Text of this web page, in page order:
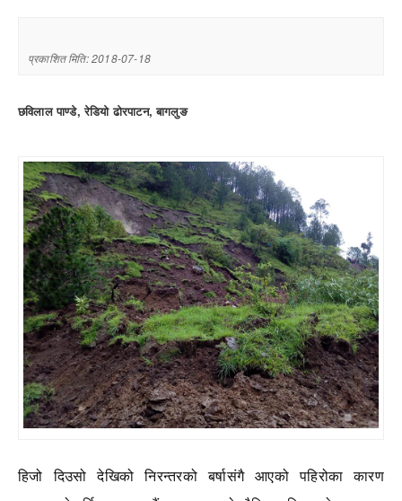
प्रकाशित मिति: 2018-07-18
छविलाल पाण्डे, रेडियो ढोरपाटन, बागलुङ
हिजो दिउसो देखिको निरन्तरको बर्षासंगै आएको पहिरोका कारण